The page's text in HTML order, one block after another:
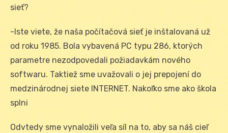
sieť?
-Iste viete, že naša počítačová sieť je inštalovaná už
od roku 1985. Bola vybavená PC typu 286, ktorých
parametre nezodpovedali požiadavkám nového
softwaru. Taktiež sme uvažovali o jej prepojení do
medzinárodnej siete INTERNET. Nakoľko sme ako škola
splni
Odvtedy sme vynaložili veľa síl na to, aby sa náš cieľ